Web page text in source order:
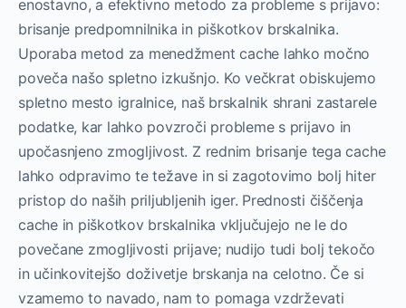
enostavno, a efektivno metodo za probleme s prijavo:
brisanje predpomnilnika in piškotkov brskalnika.
Uporaba metod za menedžment cache lahko močno
poveča našo spletno izkušnjo. Ko večkrat obiskujemo
spletno mesto igralnice, naš brskalnik shrani zastarele
podatke, kar lahko povzroči probleme s prijavo in
upočasnjeno zmogljivost. Z rednim brisanje tega cache
lahko odpravimo te težave in si zagotovimo bolj hiter
pristop do naših priljubljenih iger. Prednosti čiščenja
cache in piškotkov brskalnika vključujejo ne le do
povečane zmogljivosti prijave; nudijo tudi bolj tekočo
in učinkovitejšo doživetje brskanja na celotno. Če si
vzamemo to navado, nam to pomaga vzdrževati